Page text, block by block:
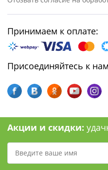
Принимаем к оплате:
Присоединяйтесь к
Акции и скидки: